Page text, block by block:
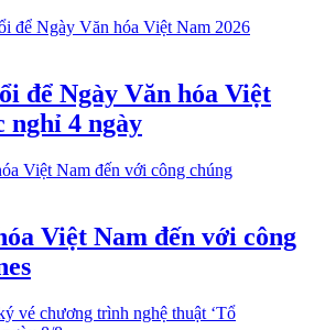
để Ngày Văn hóa Việt
nghỉ 4 ngày
Việt Nam đến với công